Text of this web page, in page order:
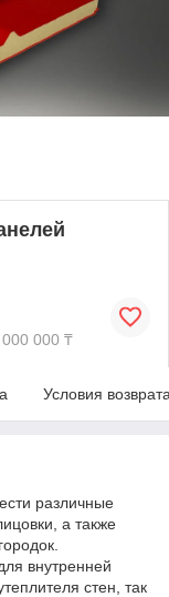
000 ₸
Условия
различные
а также
внутренней
стен, так